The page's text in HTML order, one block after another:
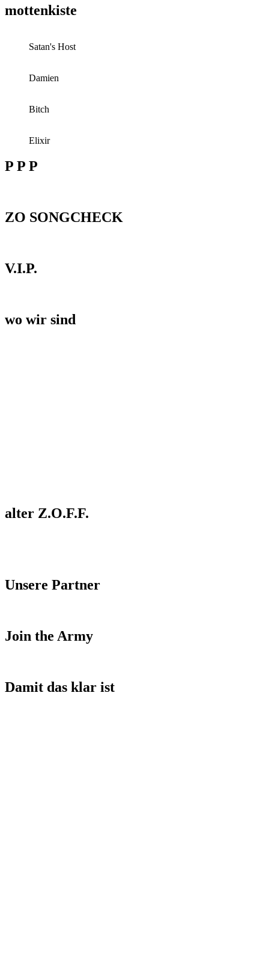
mottenkiste
Satan's Host
Damien
Bitch
Elixir
P P P
ZO SONGCHECK
V.I.P.
wo wir sind
alter Z.O.F.F.
Unsere Partner
Join the Army
Damit das klar ist